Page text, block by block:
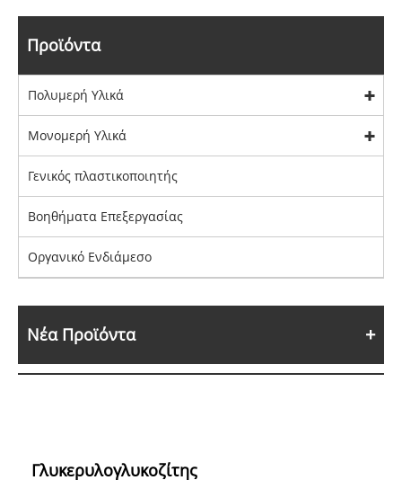
Προϊόντα
Πολυμερή Υλικά
Μονομερή Υλικά
Γενικός πλαστικοποιητής
Βοηθήματα Επεξεργασίας
Οργανικό Ενδιάμεσο
Νέα Προϊόντα
Γλυκερυλογλυκοζίτης